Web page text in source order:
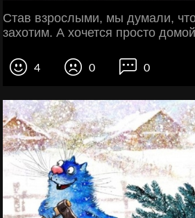
Став взрослыми, мы думали,
захотим. А хочется прoсто
4 0 0